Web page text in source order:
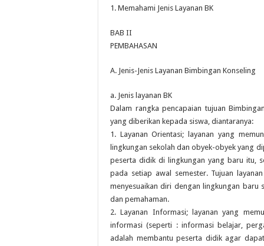
1. Memahami Jenis Layanan BK
BAB II
PEMBAHASAN
A. Jenis-Jenis Layanan Bimbingan Konseling
a. Jenis layanan BK
Dalam rangka pencapaian tujuan
yang diberikan kepada siswa, diantaranya:
1. Layanan Orientasi; layanan yang
lingkungan sekolah dan obyek-obyek yang
peserta didik di lingkungan yang baru itu,
pada setiap awal semester. Tujuan
menyesuaikan diri dengan lingkungan baru
dan pemahaman.
2. Layanan Informasi; layanan yang
informasi (seperti : informasi belajar,
adalah membantu peserta didik agar